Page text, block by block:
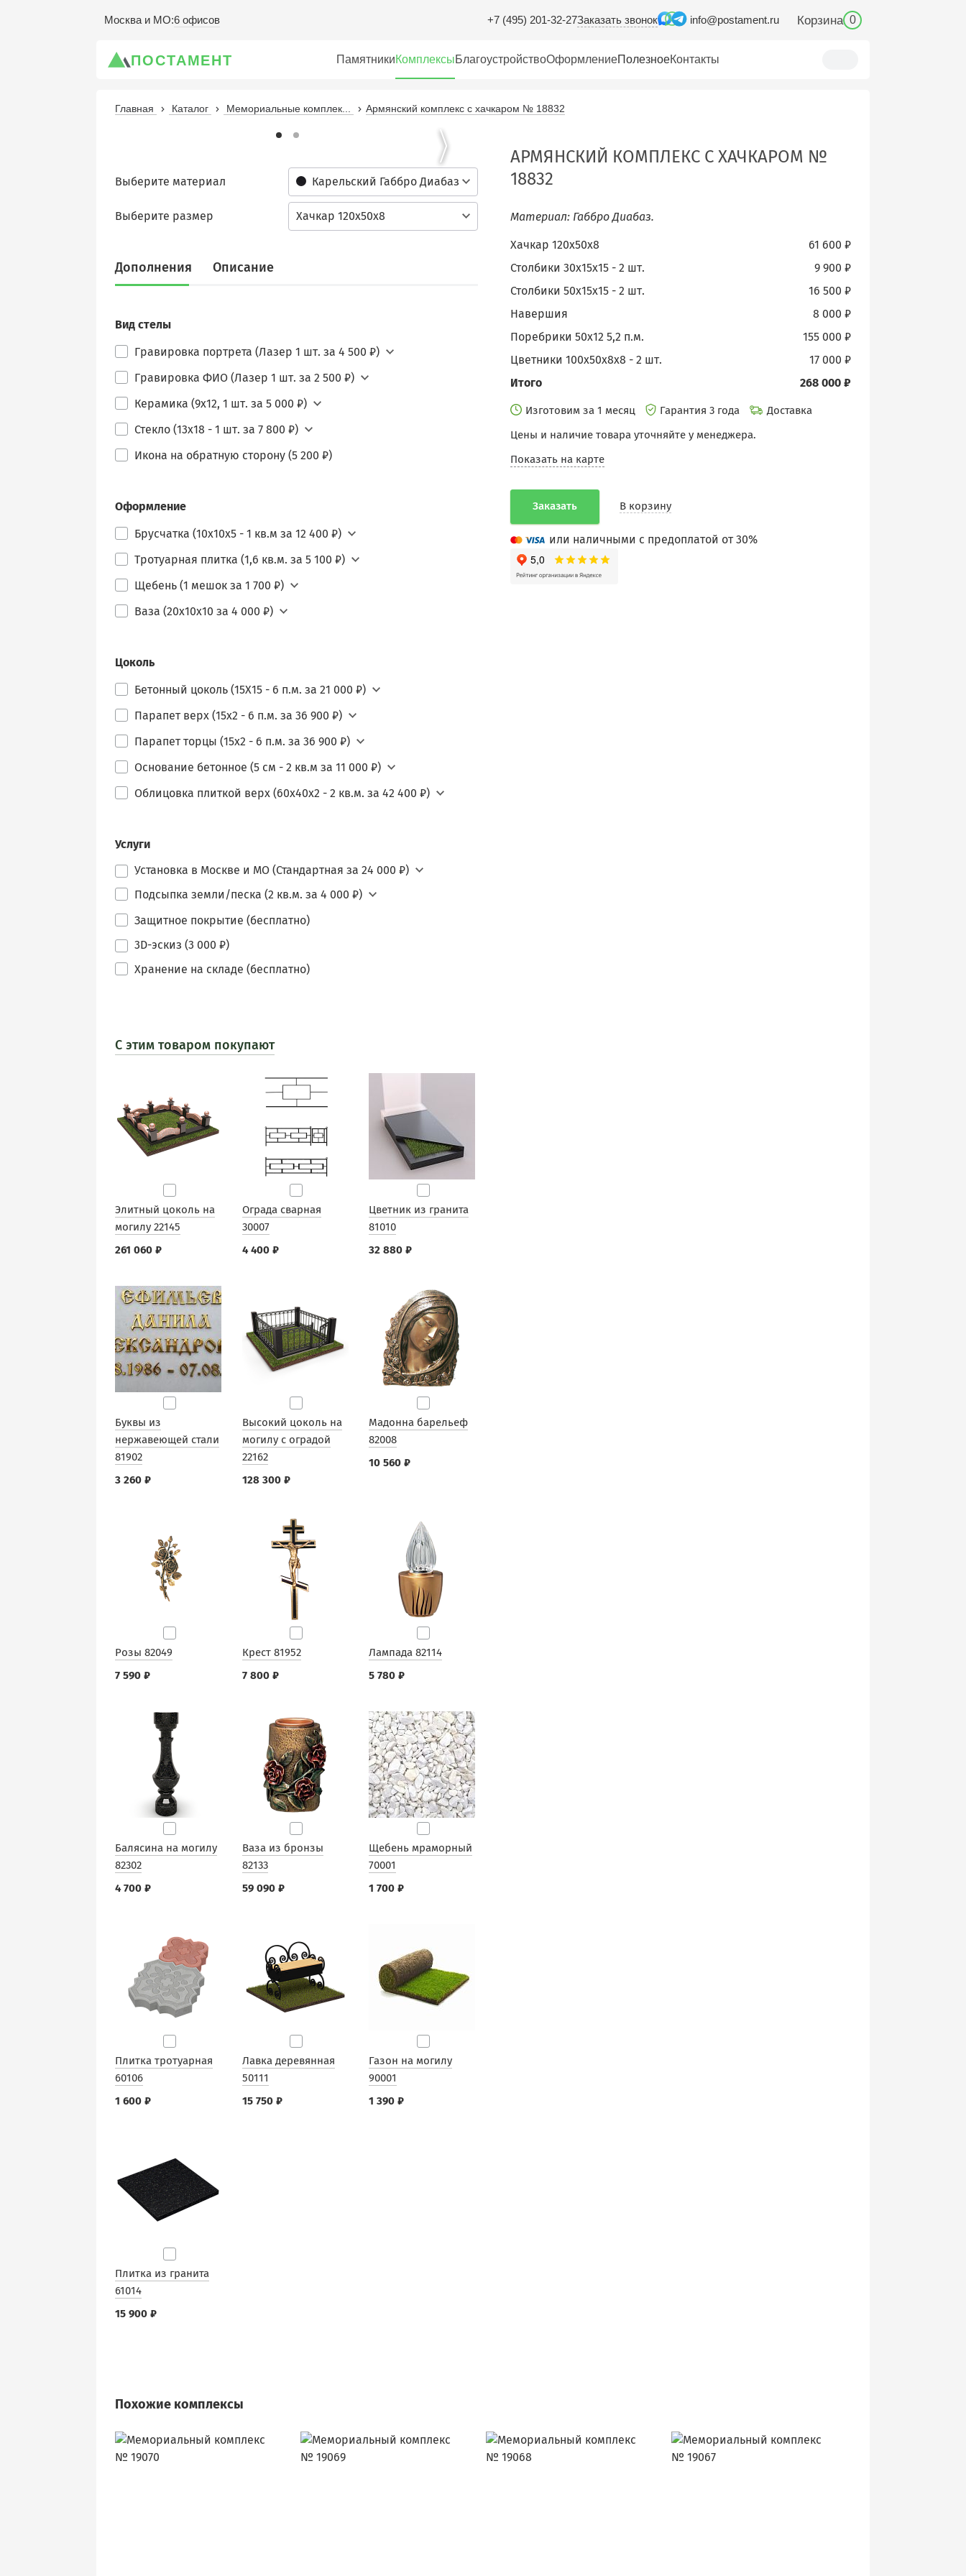
Москва и МО:6 офисов +7 (495) 201-32-27Заказать звонок info@postament.ru Корзина 0
ПОСТАМЕНТ ПамятникиКомплексыБлагоустройствоОформлениеПолезноеКонтакты
Главная Каталог Мемориальные комплек... Армянский комплекс с хачкаром № 18832
Карельский Габбро Диабаз
Выберите материал
Хачкар 120х50х8
Выберите размер
Дополнения Описание
Вид стелы
Гравировка портрета (Лазер 1 шт. за 4 500 ₽)
Гравировка ФИО (Лазер 1 шт. за 2 500 ₽)
Керамика (9х12, 1 шт. за 5 000 ₽)
Стекло (13х18 - 1 шт. за 7 800 ₽)
Икона на обратную сторону (5 200 ₽)
Оформление
Брусчатка (10х10х5 - 1 кв.м за 12 400 ₽)
Тротуарная плитка (1,6 кв.м. за 5 100 ₽)
Щебень (1 мешок за 1 700 ₽)
Ваза (20х10х10 за 4 000 ₽)
Цоколь
Бетонный цоколь (15Х15 - 6 п.м. за 21 000 ₽)
Парапет верх (15х2 - 6 п.м. за 36 900 ₽)
Парапет торцы (15х2 - 6 п.м. за 36 900 ₽)
Основание бетонное (5 см - 2 кв.м за 11 000 ₽)
Облицовка плиткой верх (60х40х2 - 2 кв.м. за 42 400 ₽)
Услуги
Установка в Москве и МО (Стандартная за 24 000 ₽)
Подсыпка земли/песка (2 кв.м. за 4 000 ₽)
Защитное покрытие (бесплатно)
3D-эскиз (3 000 ₽)
Хранение на складе (бесплатно)
С этим товаром покупают
Элитный цоколь на
могилу 22145
261 060 ₽
Ограда сварная
30007
4 400 ₽
Цветник из гранита
81010
32 880 ₽
Буквы из
нержавеющей стали
81902
3 260 ₽
Высокий цоколь на
могилу с оградой
22162
128 300 ₽
Мадонна барельеф
82008
10 560 ₽
Розы 82049
7 590 ₽
Крест 81952
7 800 ₽
Лампада 82114
5 780 ₽
Балясина на могилу
82302
4 700 ₽
Ваза из бронзы
82133
59 090 ₽
Щебень мраморный
70001
1 700 ₽
Плитка тротуарная
60106
1 600 ₽
Лавка деревянная
50111
15 750 ₽
Газон на могилу
90001
1 390 ₽
Плитка из гранита
61014
15 900 ₽
АРМЯНСКИЙ КОМПЛЕКС С ХАЧКАРОМ №
18832
Материал: Габбро Диабаз.
61 600 ₽
Хачкар 120х50х8
9 900 ₽
Столбики 30х15х15 - 2 шт.
16 500 ₽
Столбики 50х15х15 - 2 шт.
8 000 ₽
Навершия
155 000 ₽
Поребрики 50х12 5,2 п.м.
17 000 ₽
Цветники 100х50х8х8 - 2 шт.
268 000 ₽
Итого
Изготовим за 1 месяц Гарантия 3 года
Доставка
Цены и наличие товара уточняйте у менеджера.
Показать на карте
Заказать В корзину
или наличными с предоплатой от 30%
Похожие комплексы